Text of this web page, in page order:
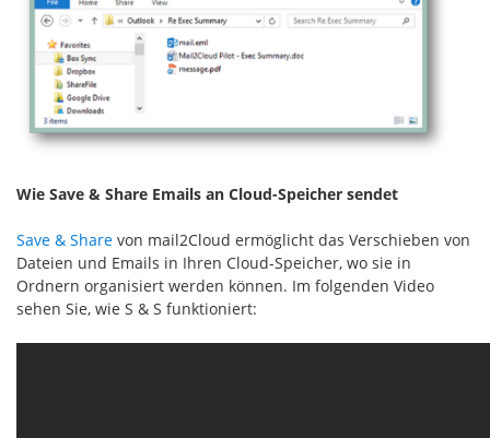
Wie Save & Share Emails an Cloud-Speicher sendet
Save & Share von mail2Cloud ermöglicht das Verschieben von
Dateien und Emails in Ihren Cloud-Speicher, wo sie in
Ordnern organisiert werden können. Im folgenden Video
sehen Sie, wie S & S funktioniert: